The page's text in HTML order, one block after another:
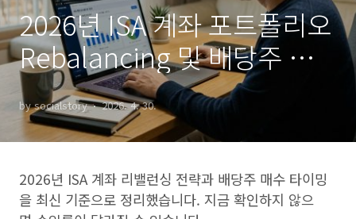
2026년 ISA 계좌 포트폴리오
Rebalancing 및 배당주 매
수 타이밍 총정리
by socialstory 2026. 4. 30.
2026년 ISA 계좌 리밸런싱 전략과 배당주 매수 타이밍
을 최신 기준으로 정리했습니다. 지금 확인하지 않으